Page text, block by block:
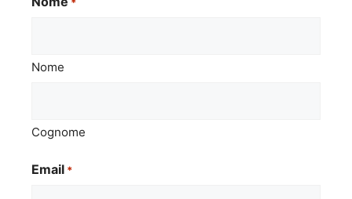
*
Nome
Cognome
Email *